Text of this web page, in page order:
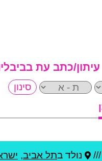
עיתון/כתב עת
נולד בתל אביב,